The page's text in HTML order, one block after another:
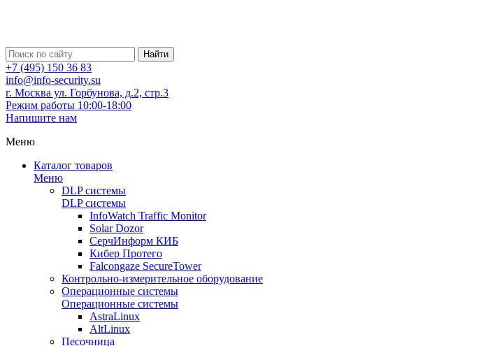
Найти
+7 (495) 150 36 83
info@info-security.su
г. Москва ул. Горбунова, д.2, стр.3
Режим работы 10:00-18:00
Напишите нам
Меню
Каталог товаров
Меню
DLP системы
DLP системы
InfoWatch Traffic Monitor
Solar Dozor
СерчИнформ КИБ
Кибер Протего
Falcongaze SecureTower
Контрольно-измерительное оборудование
Операционные системы
Операционные системы
AstraLinux
AltLinux
Песочница